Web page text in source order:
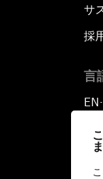
サ
採
言
EN ▪